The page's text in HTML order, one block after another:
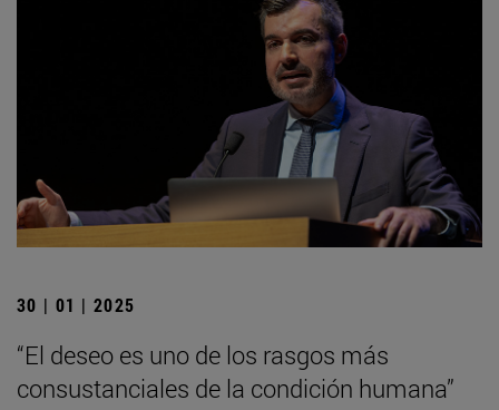
30 | 01 | 2025
“El deseo es uno de los rasgos más
consustanciales de la condición humana”